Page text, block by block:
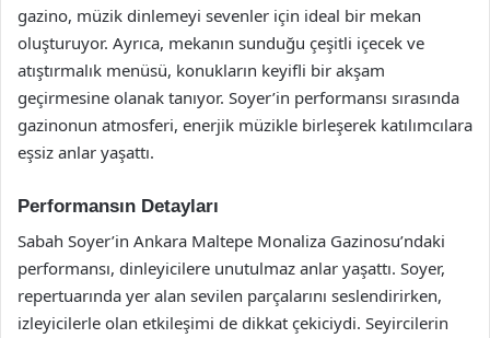
gazino, müzik dinlemeyi sevenler için ideal bir mekan
oluşturuyor. Ayrıca, mekanın sunduğu çeşitli içecek ve
atıştırmalık menüsü, konukların keyifli bir akşam
geçirmesine olanak tanıyor. Soyer’in performansı sırasında
gazinonun atmosferi, enerjik müzikle birleşerek katılımcılara
eşsiz anlar yaşattı.
Performansın Detayları
Sabah Soyer’in Ankara Maltepe Monaliza Gazinosu’ndaki
performansı, dinleyicilere unutulmaz anlar yaşattı. Soyer,
repertuarında yer alan sevilen parçalarını seslendirirken,
izleyicilerle olan etkileşimi de dikkat çekiciydi. Seyircilerin